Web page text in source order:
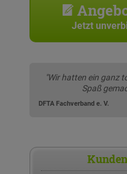
Jetzt
"Wir hatten ein ganz
Spaß
DFTA Fachverband e. V.